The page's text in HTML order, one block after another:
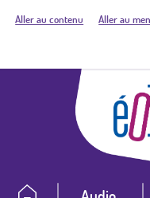
Aller au contenu Aller au